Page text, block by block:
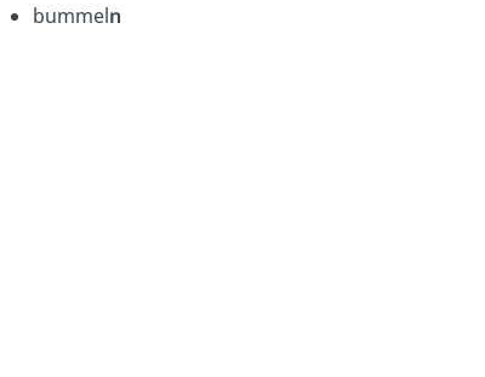
bummeln